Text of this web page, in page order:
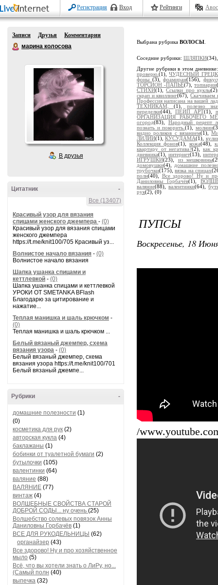
Регистрация Вход Рейтинги
Записи Друзья
Комментарии
марина колосова
В друзья
-
Цитатник
Все (13407)
Красивый узор для вязания
спицами женского джемпера - (0)
Красивый узор для вязания спицами
женского джемпера
https://t.me/knit100/705 Красивый уз...
Волнистое начало вязания - (0)
Волнистое начало вязания
Шапка ушанка спицами и
кеттлевкой - (0)
Шапка ушанка спицами и кеттлевкой
УРОКИ ОТ SMETANKA BFlash
Благодарю за цитирование и
нажатие...
Теплая манишка и шаль крючком -
(0)
Теплая манишка и шаль крючком ...
Белый вязаный джемпер, схема
вязания узора - (0)
Белый вязаный джемпер, схема
вязания узора https://t.me/knit100/701
Белый вязаный джемпе...
-
Рубрики
домашние полезности (1)
(0)
косметика для рук (2)
авторская кукла (4)
баклажаны (1)
бобинки от туалетной бумаги (2)
бутылочки (105)
валентинки (64)
валяние (88)
ВАЛЯНИЕ (77)
винтаж (4)
ВОЛШЕБНЫЕ СВОЙСТВА СТАРОЙ
ДОБРОЙ СОДЫ... ну очень (25)
Волшебство солевых повязок Анны
Даниловны Горбачёв (1)
ВСЕ ДЛЯ РУКОДЕЛЬНИЦЫ (62)
органайзер (43)
Все здорово! Ну и про хозяйственное
мыло (5)
Всё, что вы хотели знать о ЛиРу, но...
(Самый полн (40)
выпечка (32)
Выбрана рубрика ВОЛОСЫ
Соседние рубрики: ШЛЯПКИ
Другие рубрики в этом
проверю. (1),ЧУДЕСНЫЙ
фоны (3),фоамиран(156),фикус
ТОРСИОН -ПАПЬЕ(7),топиарии
СТИХИ(1),Ссылки про куклы
скрап и квиллинг(67),Скачиваем
Профессия написана на вашей
ТЕХНИКАМ, (1), полезно
переделки(44), ПЕЙП АРТ(1),
ОРГАНИЗАЦИЯ РАБОЧЕГО
огород(83), Народный рецепт
познать и покорить.(1), молнии
видио роликов с вязанием(1),
ЛИЛИИ(1),КУСУДАМА(1),
Коллекция фонов(1), кожа(48),
квартиру от негатива?(2),как
дневника(1),интернет(13),
ИГРУШКИ(23), из мешковины
домовушки(4), домашние
трубочки(175),вязка на спицах
полн(40), Все здорово! Ну и
Даниловны Горбачёв(1),
валяние(88),валентинки(64),
рук(2), (0)
ПУПСЫ
Воскресенье, 18
/